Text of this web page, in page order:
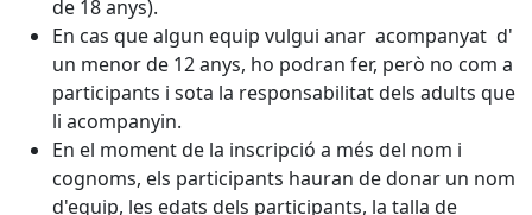
de 18 anys).
En cas que algun equip vulgui anar acompanyat d'
un menor de 12 anys, ho podran fer, però no com a
participants i sota la responsabilitat dels adults que
li acompanyin.
En el moment de la inscripció a més del nom i
cognoms, els participants hauran de donar un nom
d'equip, les edats dels participants, la talla de